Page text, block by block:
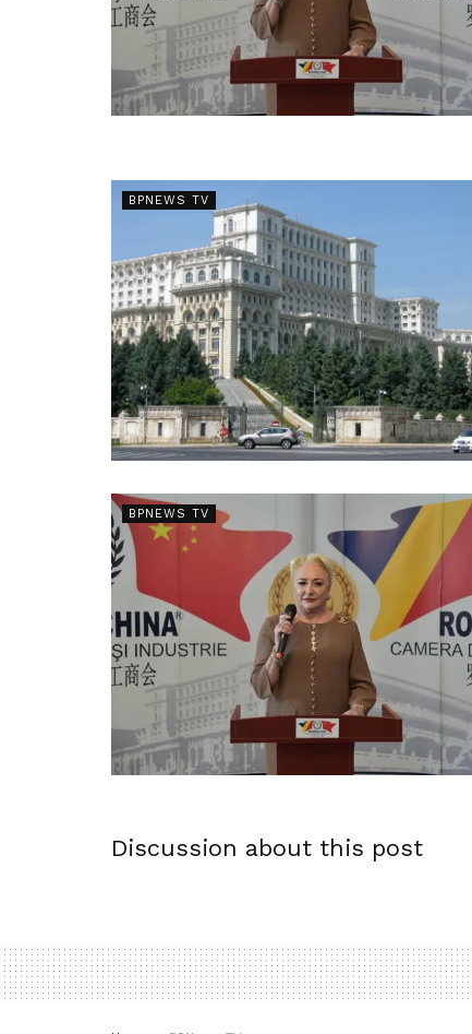
BPNEWS TV
BPNEWS TV
Discussion about this post